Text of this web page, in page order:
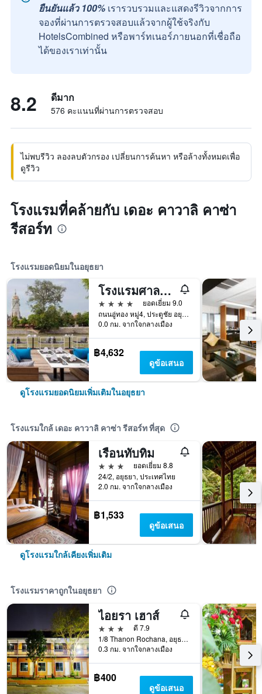
ยืนยันแล้ว 100% เรารวบรวมและแสดงรีวิวจากการ
จองที่ผ่านการตรวจสอบแล้วจากผู้ใช้จริงกับ
HotelsCombined หรือพาร์ทเนอร์ภายนอกที่เชื่อถือ
ได้ของเราเท่านั้น
8.2 ดีมาก
576 คะแนนที่ผ่านการตรวจสอบ
ไม่พบรีวิว ลองลบตัวกรอง เปลี่ยนการค้นหา หรือล้างทั้งหมดเพื่อ
ดูรีวิว
โรงแรมที่คล้ายกับ เดอะ คาวาลิ คาซ่า
รีสอร์ท
โรงแรมยอดนิยมในอยุธยา
โรงแรมศาลา อยุธยา
4 ดาว
ยอดเยี่ยม 9.0
ถนนอู่ทอง หมู่4, ประตูชัย อยุธยา, อยุธยา, ประเทศไทย
0.0 กม. จากใจกลางเมือง
฿4,632
ดูข้อเสนอ
ดูโรงแรมยอดนิยมเพิ่มเติมในอยุธยา
โรงแรมใกล้ เดอะ คาวาลิ คาซ่า รีสอร์ท ที่สุด
เรือนทับทิม
3 ดาว
ยอดเยี่ยม 8.8
24/2, อยุธยา, ประเทศไทย
2.0 กม. จากใจกลางเมือง
฿1,533
ดูข้อเสนอ
ดูโรงแรมใกล้เคียงเพิ่มเติม
โรงแรมราคาถูกในอยุธยา
ไอยรา เฮาส์
3 ดาว
ดี 7.9
1/8 Thanon Rochana, อยุธยา, ประเทศไทย
0.3 กม. จากใจกลางเมือง
฿400
ดูข้อเสนอ